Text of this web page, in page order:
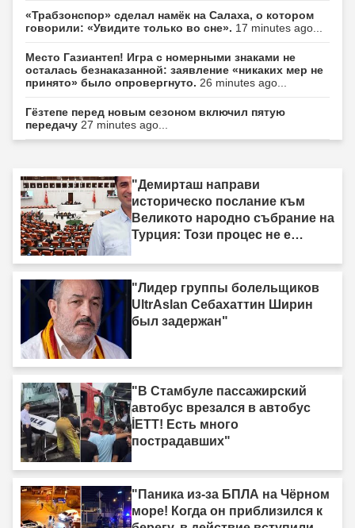
«Трабзонспор» сделал намёк на Салаха, о котором
говорили: «Увидите только во сне». 17 minutes ago...
Место Газиантеп! Игра с номерными знаками не
осталась безнаказанной: заявление «никаких мер не
принято» было опровергнуто. 26 minutes ago...
Гёзтепе перед новым сезоном включил пятую
передачу 27 minutes ago...
"Демирташ направи
историческо послание към
Великото народно събрание на
Турция: Този процес не е
"Лидер группы болельщиков
UltrAslan Себахаттин Ширин
был задержан"
"В Стамбуле пассажирский
автобус врезался в автобус
İETT! Есть много
пострадавших"
"Паника из-за БПЛА на Чёрном
море! Когда он приблизился к